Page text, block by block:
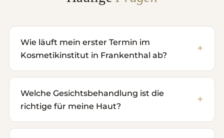
Wie läuft mein erster Termin im
Kosmetikinstitut in Frankenthal ab?
Welche Gesichtsbehandlung ist die
richtige für meine Haut?